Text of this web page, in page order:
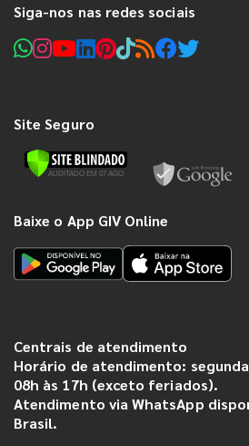
Siga-nos nas redes sociais
Site Seguro
Baixe o App GIV Online
Centrais de atendimento
Horário de atendimento:
08h às 17h (exceto feriados).
Atendimento via WhatsApp
Brasil.